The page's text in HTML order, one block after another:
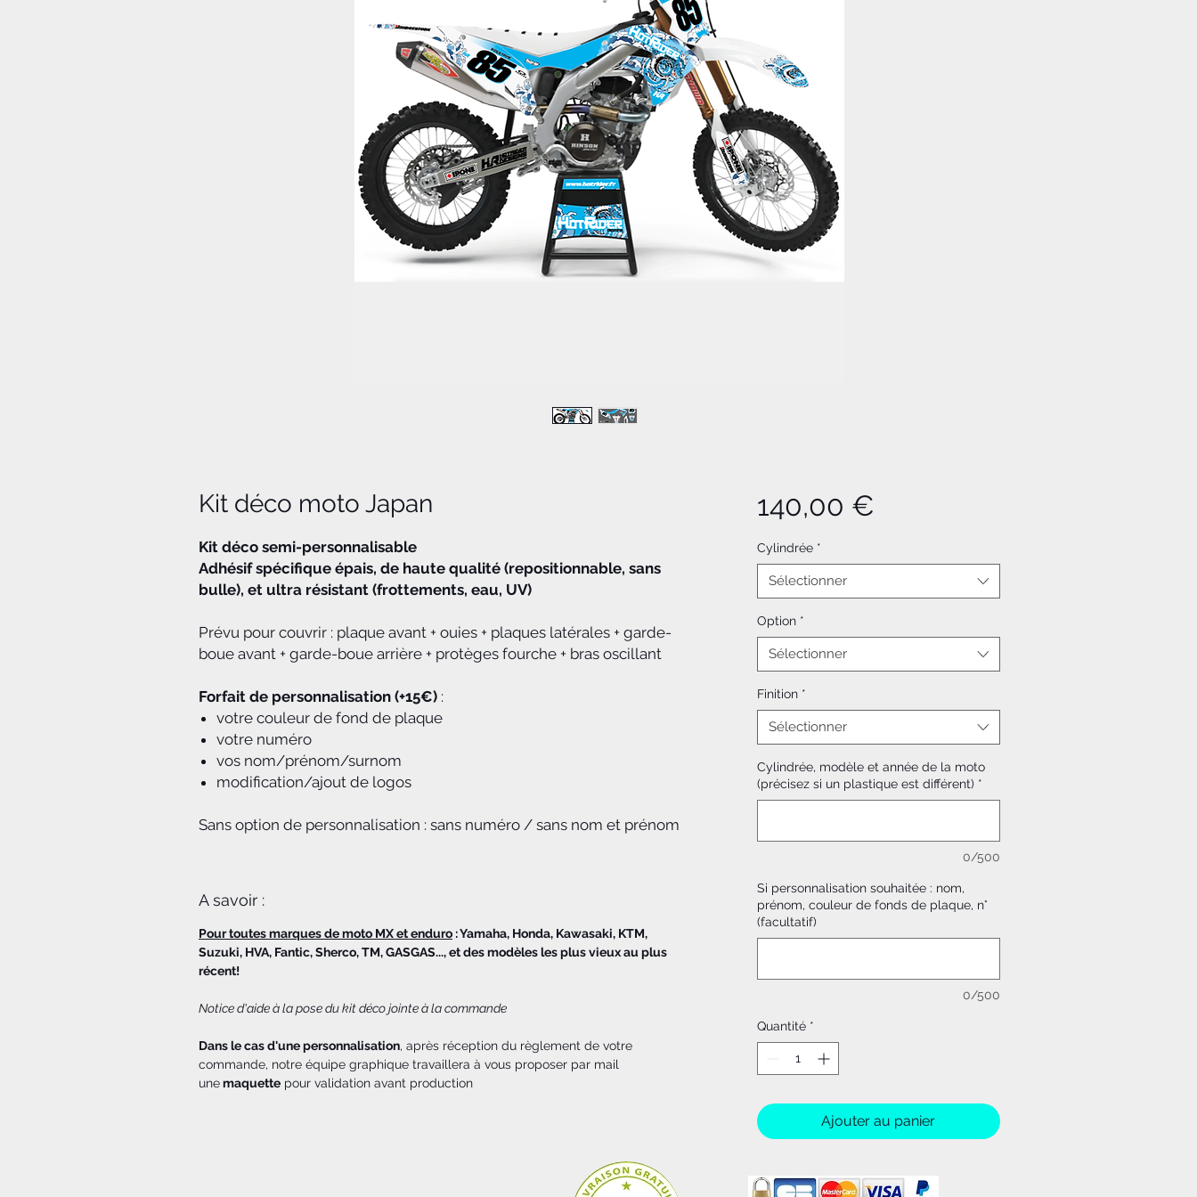
Kit déco moto Japan
Kit déco semi-personnalisable
Adhésif spécifique épais, de haute qualité (repositionnable, sans
bulle), et ultra résistant (frottements, eau, UV)
Prévu pour couvrir : plaque avant + ouies + plaques latérales + garde-
boue avant + garde-boue arrière + protèges fourche + bras oscillant
Forfait de personnalisation (+15€) :
votre couleur de fond de plaque
votre numéro
vos nom/prénom/surnom
modification/ajout de logos
Sans option de personnalisation : sans numéro / sans nom et prénom
A savoir :
Pour toutes marques de moto MX et enduro : Yamaha, Honda, Kawasaki, KTM,
Suzuki, HVA, Fantic, Sherco, TM, GASGAS..., et des modèles les plus vieux au plus
récent!
Notice d'aide à la pose du kit déco jointe à la commande
Dans le cas d'une personnalisation, après réception du règlement de votre
commande, notre équipe graphique travaillera à vous proposer par mail
unemaquette pour validation avant production
140,00 €
Cylindrée *
Sélectionner
Option *
Sélectionner
Finition *
Sélectionner
Cylindrée, modèle et année de la moto
(précisez si un plastique est différent) *
0/500
Si personnalisation souhaitée : nom,
prénom, couleur de fonds de plaque, n°
(facultatif)
0/500
Quantité *
Ajouter au panier